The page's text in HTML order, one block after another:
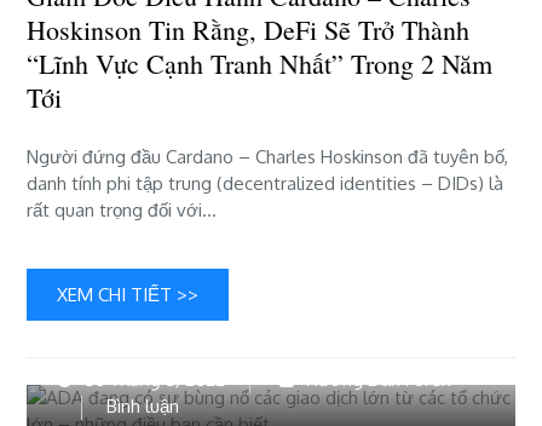
–
Charles
Hoskinson
DeFi
sẽ
trở
“lĩnh
vực
cạnh
trong
Hoskinson Tin Rằng, DeFi Sẽ Trở Thành
“lĩnh Vực Cạnh Tranh Nhất” Trong 2 Năm
Tới
Người đứng đầu Cardano – Charles Hoskinson đã tuyên bố,
danh tính phi tập trung (decentralized identities – DIDs) là
rất quan trọng đối với…
XEM CHI TIẾT >>
30 Tháng 3, 2022
Hướng Dẫn Forex
Bình luậnbài